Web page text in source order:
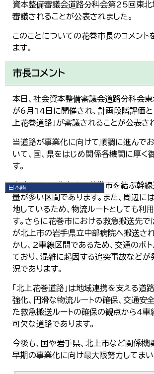
日本語
日本語
English
한국어
简体中文
繁體中文
資本整備審議会道路分科会第25回東北
審議されることが公表されました。
このことについての花巻市長のコメント
ます。
市長コメント
本日、社会資本整備審議会道路分科会
が6月14日に開催され、計画段階評価と
上花巻道路」が審議されることが公表さ
当道路が事業化に向けて順調に進んで
いて、国、県をはじめ関係各機関に厚く
す。
当該区間は、北上市～花巻市を結ぶ幹
量が多い区間であります。また、周辺に
地しているため、物流ルートとしても利
す。さらに花巻市における救急搬送先で
が北上市の岩手県立中部病院へ搬送され
かし、2車線区間であるため、交通のボト
ており、混雑に起因する追突事故などが
況であります。
「北上花巻道路」は地域連携を支える道
強化、円滑な物流ルートの確保、交通安
た救急搬送ルートの確保の観点から4車
可欠な道路であります。
今後も、国や岩手県、北上市など関係機
早期の事業化に向け最大限努力してまい